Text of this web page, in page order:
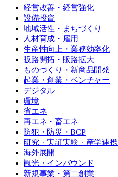
経営改善・経営強化
設備投資
地域活性・まちづくり
人材育成・雇用
生産性向上・業務効率化
販路開拓・販路拡大
ものづくり・新商品開発
起業・創業・ベンチャー
デジタル
環境
省エネ
再エネ・畜エネ
防犯・防災・BCP
研究・実証実験・産学連携
海外展開
観光・インバウンド
新規事業・第二創業